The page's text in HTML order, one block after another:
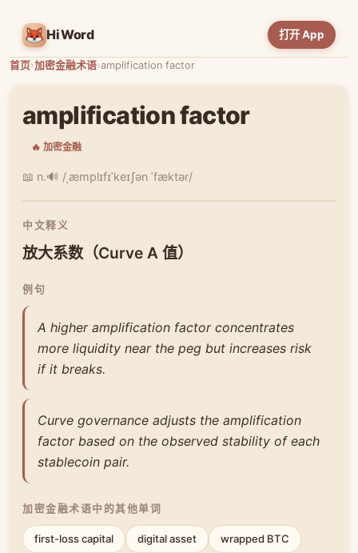
HiWord 打开 App
首页›加密金融术语›amplification factor
amplification factor
🔥 加密金融
📖 n.🔊 /ˌæmplɪfɪˈkeɪʃən ˈfæktər/
中文释义
放大系数（Curve A 值）
例句
A higher amplification factor concentrates
more liquidity near the peg but increases risk
if it breaks.
Curve governance adjusts the amplification
factor based on the observed stability of each
stablecoin pair.
加密金融术语中的其他单词
first-loss capital digital asset wrapped BTC